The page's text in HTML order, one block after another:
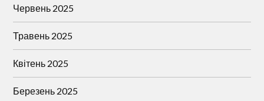
Червень 2025
Травень 2025
Квітень 2025
Березень 2025